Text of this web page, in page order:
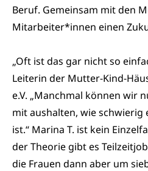
Beruf. Gemeinsam mit den
Mitarbeiter*innen einen
„Oft ist das gar nicht so
Leiterin der Mutter-Kind-
e.V. „Manchmal können wir
mit aushalten, wie schwierig
ist.“ Marina T. ist kein
der Theorie gibt es
die Frauen dann aber um